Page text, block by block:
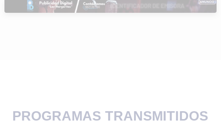
PROGRAMAS TRANSMITIDOS